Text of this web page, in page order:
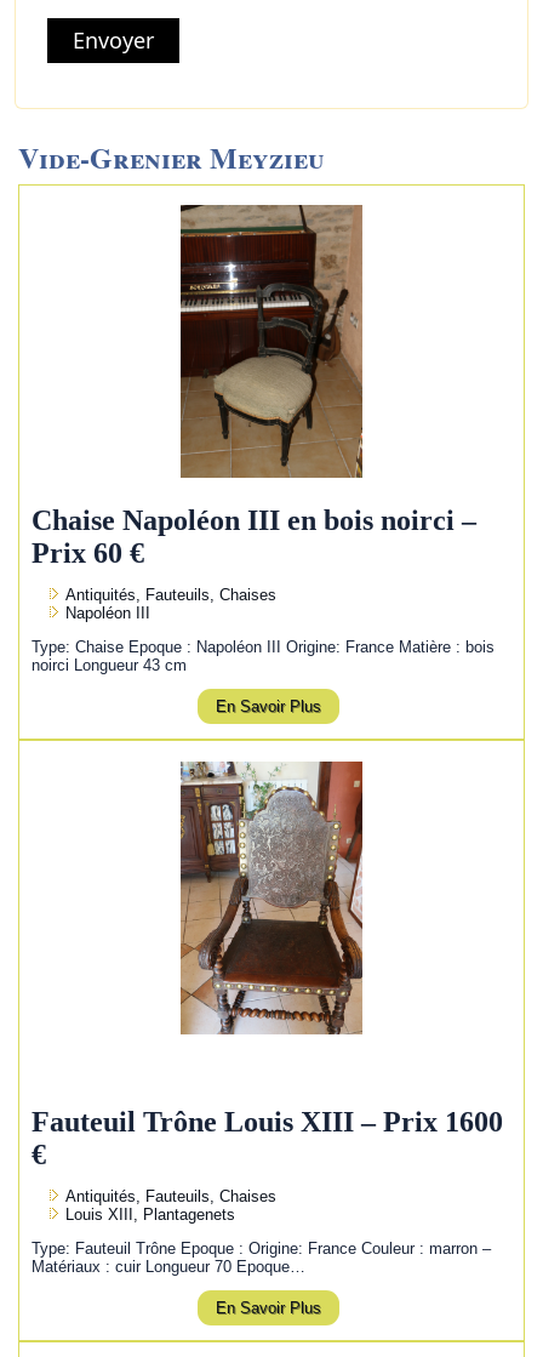
Envoyer
Vide-Grenier Meyzieu
Chaise Napoléon III en bois noirci –
Prix 60 €
Antiquités, Fauteuils, Chaises
Napoléon III
Type: Chaise Epoque : Napoléon III Origine: France Matière : bois
noirci Longueur 43 cm
En Savoir Plus
Fauteuil Trône Louis XIII – Prix 1600
€
Antiquités, Fauteuils, Chaises
Louis XIII, Plantagenets
Type: Fauteuil Trône Epoque : Origine: France Couleur : marron –
Matériaux : cuir Longueur 70 Epoque…
En Savoir Plus